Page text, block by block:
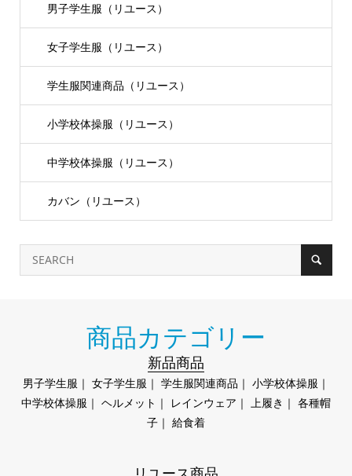
男子学生服（リユース）
女子学生服（リユース）
学生服関連商品（リユース）
小学校体操服（リユース）
中学校体操服（リユース）
カバン（リユース）
商品カテゴリー
新品商品
男子学生服 ｜ 女子学生服 ｜ 学生服関連商品 ｜ 小学校体操服 ｜
中学校体操服 ｜ ヘルメット ｜ レインウェア ｜ 上履き ｜ 各種帽
子 ｜ 給食着